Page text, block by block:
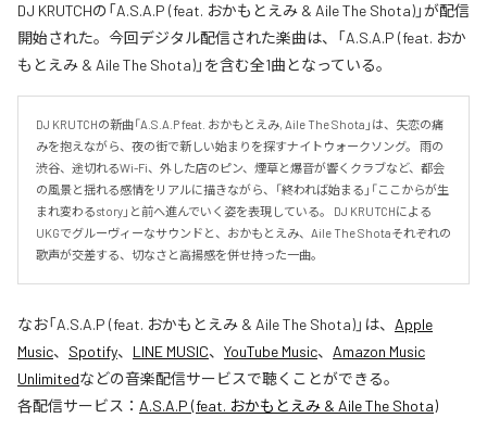
DJ KRUTCHの「A.S.A.P (feat. おかもとえみ & Aile The Shota)」が配信
開始された。今回デジタル配信された楽曲は、「A.S.A.P (feat. おか
もとえみ & Aile The Shota)」を含む全1曲となっている。
DJ KRUTCHの新曲「A.S.A.P feat. おかもとえみ, Aile The Shota」は、失恋の痛
みを抱えながら、夜の街で新しい始まりを探すナイトウォークソング。 雨の
渋谷、途切れるWi-Fi、外した店のピン、煙草と爆音が響くクラブなど、都会
の風景と揺れる感情をリアルに描きながら、「終われば始まる」「ここからが生
まれ変わるstory」と前へ進んでいく姿を表現している。 DJ KRUTCHによる
UKGでグルーヴィーなサウンドと、おかもとえみ、Aile The Shotaそれぞれの
歌声が交差する、切なさと高揚感を併せ持った一曲。
なお「A.S.A.P (feat. おかもとえみ & Aile The Shota)」は、 Apple
Music、 Spotify、 LINE MUSIC、 YouTube Music、 Amazon Music
Unlimitedなどの音楽配信サービスで聴くことができる。
各配信サービス： A.S.A.P (feat. おかもとえみ & Aile The Shota)